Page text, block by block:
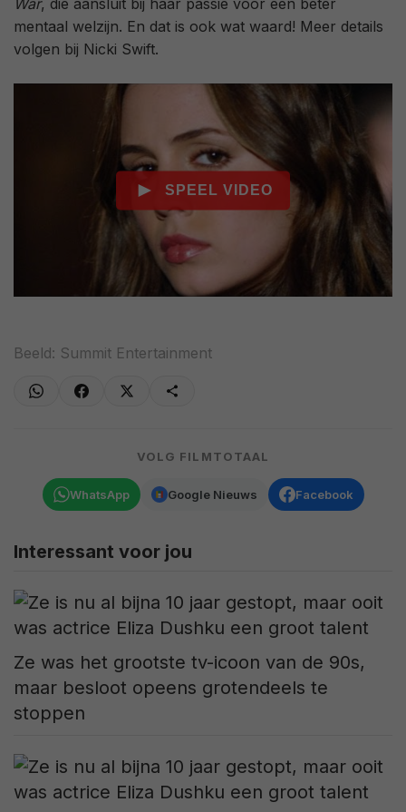
War, die aansluit bij haar passie voor een beter
mentaal welzijn. En dat is ook wat waard! Meer details
volgen bij Nicki Swift.
Beeld: Summit Entertainment
VOLG FILMTOTAAL
WhatsApp Google Nieuws Facebook
Interessant voor jou
Ze was het grootste tv-icoon van de 90s,
maar besloot opeens grotendeels te
stoppen